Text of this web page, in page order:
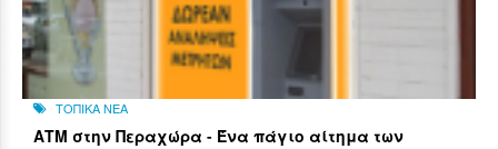
ΤΟΠΙΚΑ ΝΕΑ
ΑΤΜ στην Περαχώρα - Ένα πάγιο αίτημα των